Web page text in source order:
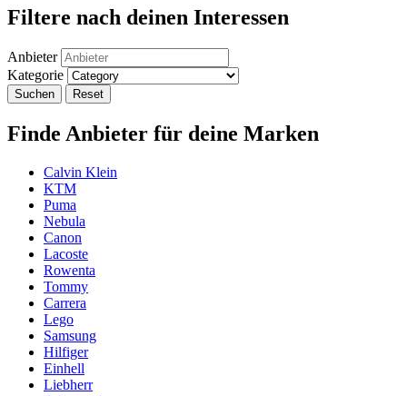
Filtere nach deinen Interessen
Anbieter
Kategorie
Suchen Reset
Finde Anbieter für deine Marken
Calvin Klein
KTM
Puma
Nebula
Canon
Lacoste
Rowenta
Tommy
Carrera
Lego
Samsung
Hilfiger
Einhell
Liebherr